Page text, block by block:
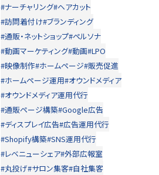
#ナーチャリング#ヘアカット
#訪問着付け#ブランディング
#通販・ネットショップ#ペルソナ
#動画マーケティング#動画#LPO
#映像制作#ホームページ#販売促進
#ホームページ運用#オウンドメディア
#オウンドメディア運用代行
#通販ページ構築#Google広告
#ディスプレイ広告#広告運用代行
#Shopify構築#SNS運用代行
#レベニューシェア#外部広報室
#丸投げ#サロン集客#自社集客